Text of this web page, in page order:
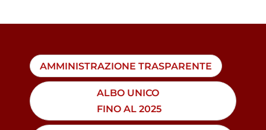
AMMINISTRAZIONE TRASPARENTE
ALBO UNICO
FINO AL 2025